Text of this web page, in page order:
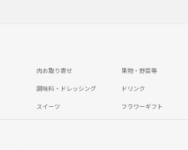
肉お取り寄せ 果物・野菜等
調味料・ドレッシング ドリンク
スイーツ フラワーギフト